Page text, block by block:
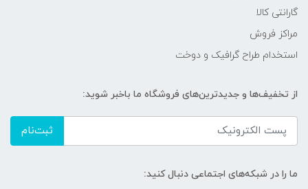
گارانتی کالا
مراکز فروش
استخدام طراح گرافیک و دوخت
از تخفیف‌ها و جدیدترین‌های فروشگاه ما باخبر شوید:
ثبت‌نام
ما را در شبکه‌های اجتماعی دنبال کنید: